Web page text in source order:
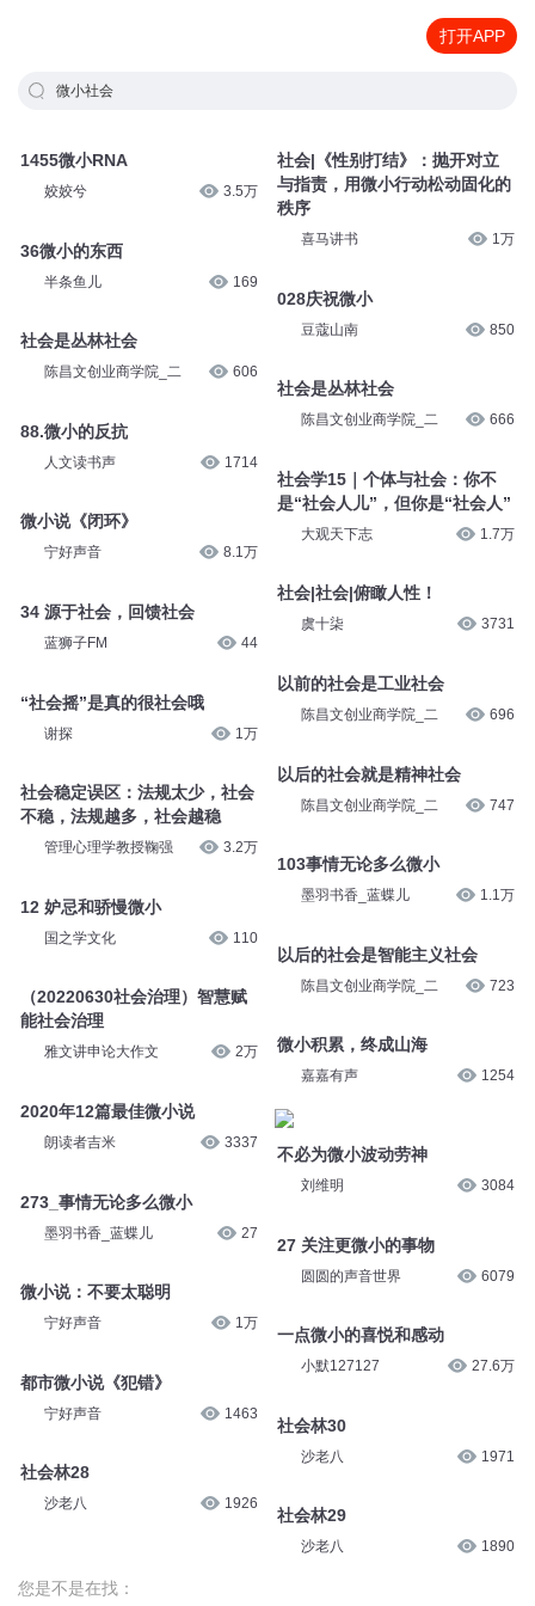
打开APP
微小社会
1455微小RNA
姣姣兮 3.5万
36微小的东西
半条鱼儿 169
社会是丛林社会
陈昌文创业商学院_二 606
88.微小的反抗
人文读书声 1714
微小说《闭环》
宁好声音 8.1万
34 源于社会，回馈社会
蓝狮子FM 44
“社会摇”是真的很社会哦
谢探 1万
社会稳定误区：法规太少，社会
不稳，法规越多，社会越稳
管理心理学教授鞠强 3.2万
12 妒忌和骄慢微小
国之学文化 110
（20220630社会治理）智慧赋
能社会治理
雅文讲申论大作文 2万
2020年12篇最佳微小说
朗读者吉米 3337
273_事情无论多么微小
墨羽书香_蓝蝶儿 27
微小说：不要太聪明
宁好声音 1万
都市微小说《犯错》
宁好声音 1463
社会林28
沙老八 1926
社会|《性别打结》：抛开对立
与指责，用微小行动松动固化的
秩序
喜马讲书 1万
028庆祝微小
豆蔻山南 850
社会是丛林社会
陈昌文创业商学院_二 666
社会学15｜个体与社会：你不
是“社会人儿”，但你是“社会人”
大观天下志 1.7万
社会|社会|俯瞰人性！
虞十柒 3731
以前的社会是工业社会
陈昌文创业商学院_二 696
以后的社会就是精神社会
陈昌文创业商学院_二 747
103事情无论多么微小
墨羽书香_蓝蝶儿 1.1万
以后的社会是智能主义社会
陈昌文创业商学院_二 723
微小积累，终成山海
嘉嘉有声 1254
不必为微小波动劳神
刘维明 3084
27 关注更微小的事物
圆圆的声音世界 6079
一点微小的喜悦和感动
小默127127 27.6万
社会林30
沙老八 1971
社会林29
沙老八 1890
您是不是在找：